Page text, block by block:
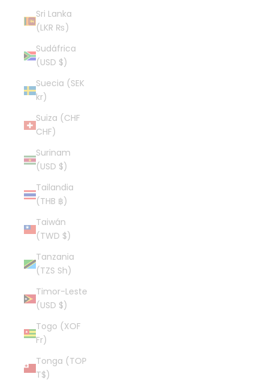
Sri Lanka
(LKR ₨)
Sudáfrica
(USD $)
Suecia (SEK
kr)
Suiza (CHF
CHF)
Surinam
(USD $)
Tailandia
(THB ฿)
Taiwán
(TWD $)
Tanzania
(TZS Sh)
Timor-Leste
(USD $)
Togo (XOF
Fr)
Tonga (TOP
T$)